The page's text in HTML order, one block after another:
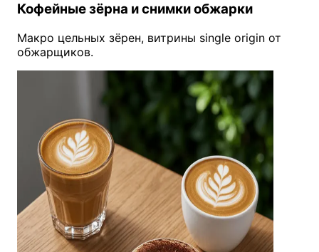
Кофейные зёрна и снимки обжарки
Макро цельных зёрен, витрины single origin от
обжарщиков.